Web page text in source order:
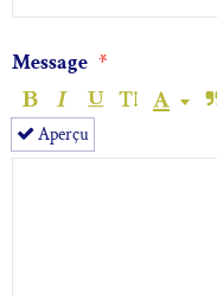
Message
Aperçu